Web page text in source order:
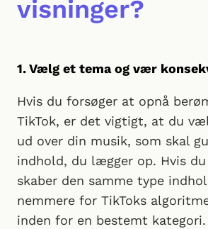
visninger?
1. Vælg et tema og vær
Hvis du forsøger at opnå
TikTok, er det vigtigt, at du
ud over din musik, som skal
indhold, du lægger op. Hvis
skaber den samme type
nemmere for TikToks
inden for en bestemt